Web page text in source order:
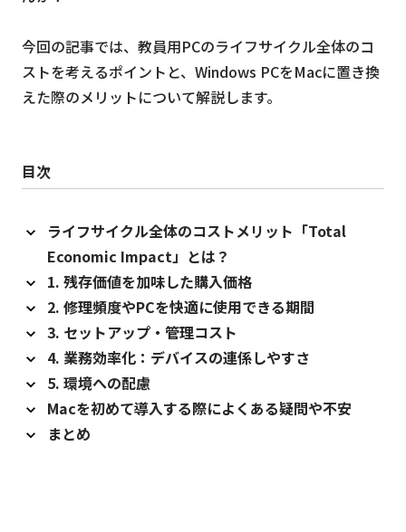
今回の記事では、教員用PCのライフサイクル全体のコ
ストを考えるポイントと、Windows PCをMacに置き換
えた際のメリットについて解説します。
目次
ライフサイクル全体のコストメリット「Total
Economic Impact」とは？
1. 残存価値を加味した購入価格
2. 修理頻度やPCを快適に使用できる期間
3. セットアップ・管理コスト
4. 業務効率化：デバイスの連係しやすさ
5. 環境への配慮
Macを初めて導入する際によくある疑問や不安
まとめ